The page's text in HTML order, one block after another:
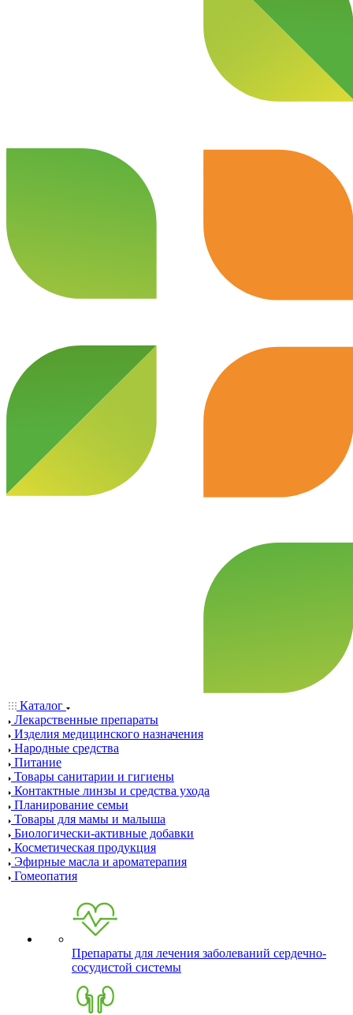
Каталог
Лекарственные препараты
Изделия медицинского назначения
Народные средства
Питание
Товары санитарии и гигиены
Контактные линзы и средства ухода
Планирование семьи
Товары для мамы и малыша
Биологически-активные добавки
Косметическая продукция
Эфирные масла и ароматерапия
Гомеопатия
Препараты для лечения заболеваний сердечно-
сосудистой системы